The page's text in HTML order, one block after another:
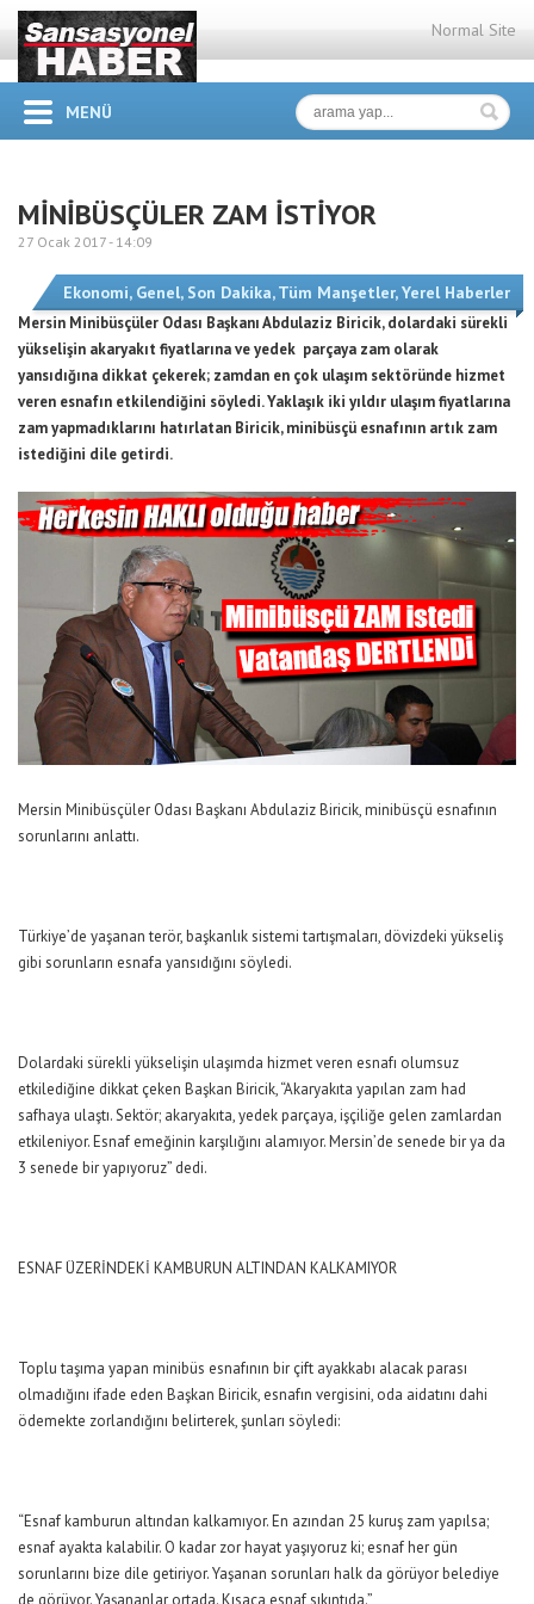
Normal Site
MENÜ
MİNİBÜSÇÜLER ZAM İSTİYOR
27 Ocak 2017 - 14:09
Ekonomi, Genel, Son Dakika,Tüm Manşetler,Yerel Haberler
Mersin Minibüsçüler Odası Başkanı Abdulaziz Biricik, dolardaki sürekli
yükselişin akaryakıt fiyatlarına ve yedek parçaya zam olarak
yansıdığına dikkat çekerek; zamdan en çok ulaşım sektöründe hizmet
veren esnafın etkilendiğini söyledi. Yaklaşık iki yıldır ulaşım fiyatlarına
zam yapmadıklarını hatırlatan Biricik, minibüsçü esnafının artık zam
istediğini dile getirdi.
Mersin Minibüsçüler Odası Başkanı Abdulaziz Biricik, minibüsçü esnafının
sorunlarını anlattı.
Türkiye’de yaşanan terör, başkanlık sistemi tartışmaları, dövizdeki yükseliş
gibi sorunların esnafa yansıdığını söyledi.
Dolardaki sürekli yükselişin ulaşımda hizmet veren esnafı olumsuz
etkilediğine dikkat çeken Başkan Biricik, “Akaryakıta yapılan zam had
safhaya ulaştı. Sektör; akaryakıta, yedek parçaya, işçiliğe gelen zamlardan
etkileniyor. Esnaf emeğinin karşılığını alamıyor. Mersin’de senede bir ya da
3 senede bir yapıyoruz” dedi.
ESNAF ÜZERİNDEKİ KAMBURUN ALTINDAN KALKAMIYOR
Toplu taşıma yapan minibüs esnafının bir çift ayakkabı alacak parası
olmadığını ifade eden Başkan Biricik, esnafın vergisini, oda aidatını dahi
ödemekte zorlandığını belirterek, şunları söyledi:
“Esnaf kamburun altından kalkamıyor. En azından 25 kuruş zam yapılsa;
esnaf ayakta kalabilir. O kadar zor hayat yaşıyoruz ki; esnaf her gün
sorunlarını bize dile getiriyor. Yaşanan sorunları halk da görüyor belediye